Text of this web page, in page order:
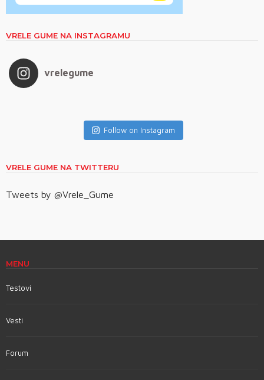
VRELE GUME NA INSTAGRAMU
vrelegume
Follow on Instagram
VRELE GUME NA TWITTERU
Tweets by @Vrele_Gume
MENU
Testovi
Vesti
Forum